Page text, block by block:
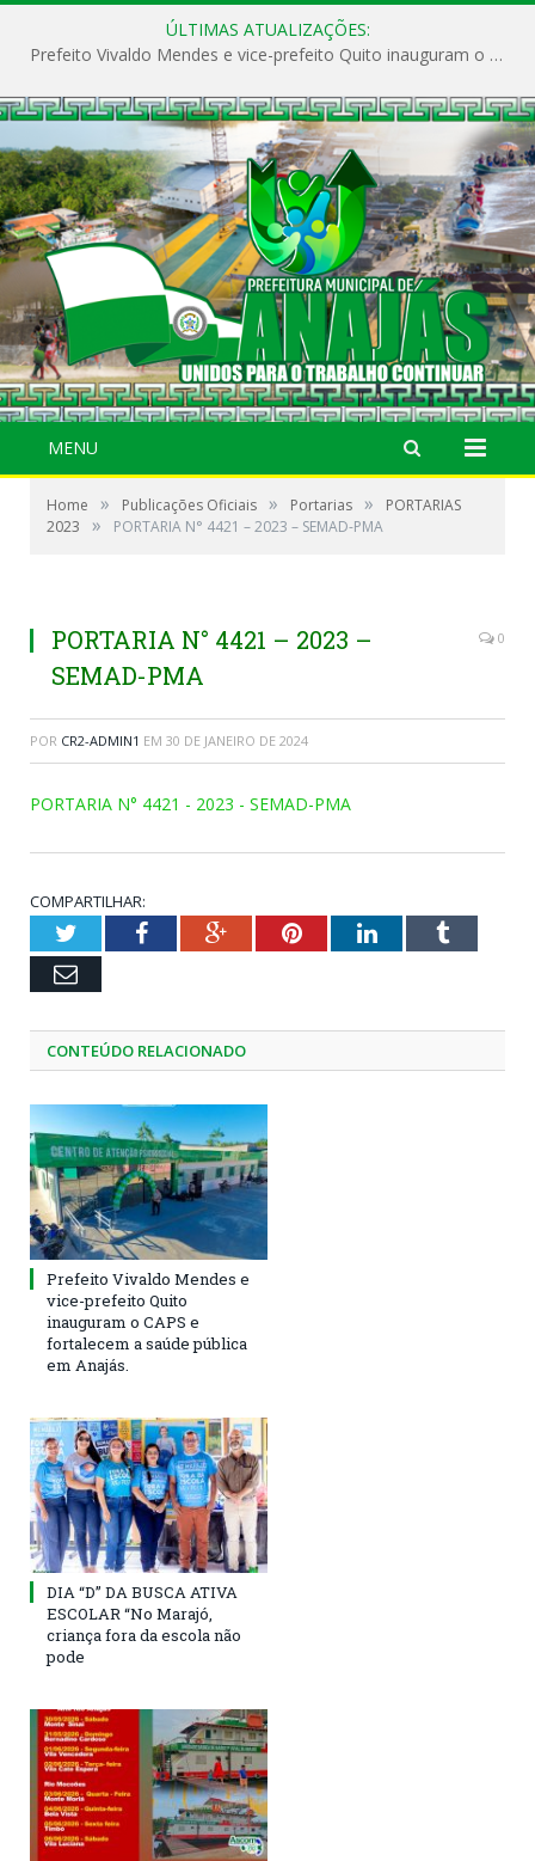
ÚLTIMAS ATUALIZAÇÕES:
Prefeito Vivaldo Mendes e vice-prefeito Quito inauguram o CAPS e fortalecem a saúde pública em Anajás.
MENU
Home » Publicações Oficiais » Portarias »
PORTARIAS
2023
» PORTARIA N° 4421 – 2023 – SEMAD-PMA
PORTARIA N° 4421 – 2023 –
SEMAD-PMA
0
POR CR2-ADMIN1 EM 30 DE JANEIRO DE 2024
PORTARIA N° 4421 - 2023 - SEMAD-PMA
COMPARTILHAR:
TwitterFacebookGoogle+PinterestLinkedInTumblr
Email
CONTEÚDO RELACIONADO
Prefeito Vivaldo Mendes e
vice-prefeito Quito
inauguram o CAPS e
fortalecem a saúde pública
em Anajás.
DIA “D” DA BUSCA ATIVA
ESCOLAR “No Marajó,
criança fora da escola não
pode